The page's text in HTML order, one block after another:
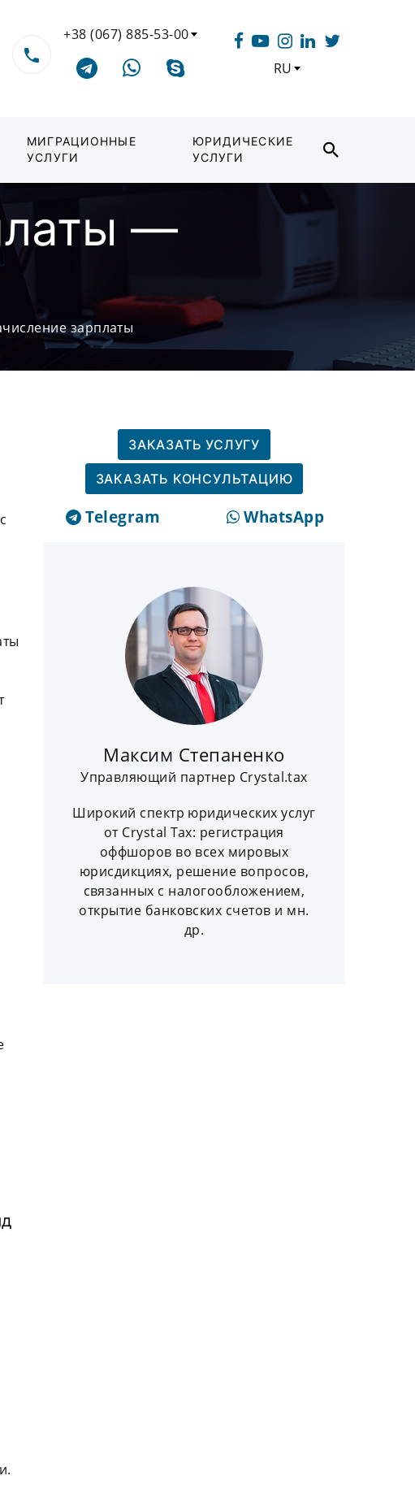
+38 (067) 885-53-00
RU
МИГРАЦИОННЫЕ
УСЛУГИ
ЮРИДИЧЕСКИЕ
УСЛУГИ
—
зарплаты
ЗАКАЗАТЬ УСЛУГУ
ЗАКАЗАТЬ КОНСУЛЬТАЦИЮ
Telegram WhatsApp
Максим Степаненко
Управляющий партнер Crystal.tax
Широкий спектр юридических услуг
от Crystal Tax: регистрация
оффшоров во всех мировых
юрисдикциях, решение вопросов,
связанных с налогообложением,
открытие банковских счетов и мн.
др.